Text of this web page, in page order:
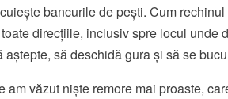
bancurile de pești. Cum
direcțiile, inclusiv spre locul unde
aștepte, să deschidă gura și să se
am văzut niște remore mai proaste,